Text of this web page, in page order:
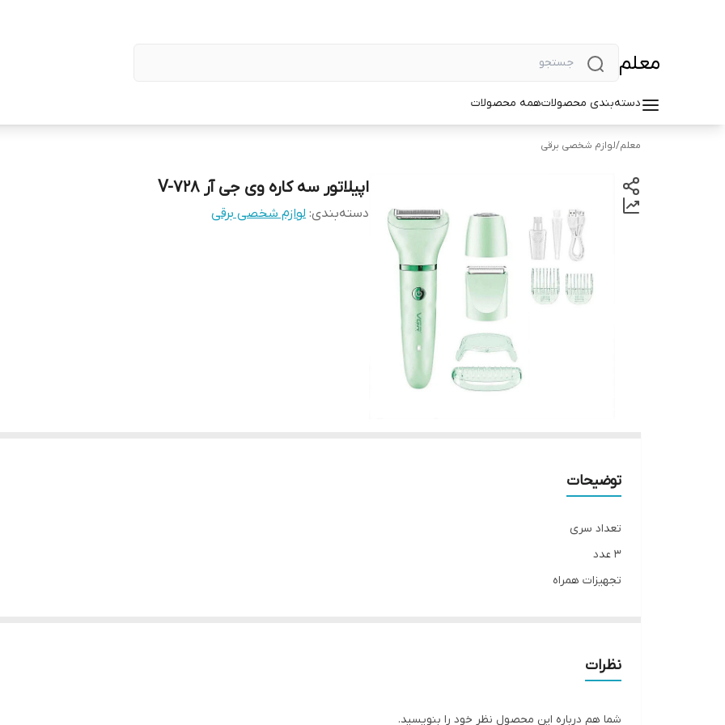
معلم
دسته‌بندی محصولاتهمه محصولات
معلم/لوازم شخصی برقی
اپیلاتور سه کاره وی جی آر V-728
دسته‌بندی: لوازم شخصی برقی
توضیحات
تعداد سری
۳ عدد
تجهیزات همراه
اپیلاتور
منبع انرژی
نظرات
شما هم درباره این محصول نظر خود را بنویسید.